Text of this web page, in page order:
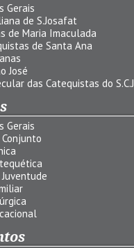
Gerais
de S.Josafat
de Maria Imaculada
de Santa Ana
José
das Catequistas do S.C.J
Gerais